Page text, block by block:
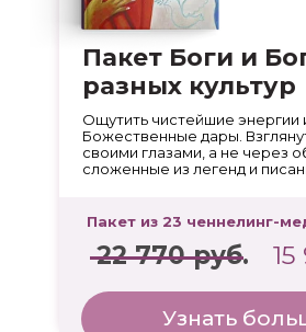
Пакет Боги и
разных культур
22 770 руб.
Ощутить чистейшие энергии
Божественные дары.
своими глазами, а не через
сложенные из легенд и
Пакет из 23 ченнелинг-
Узнать